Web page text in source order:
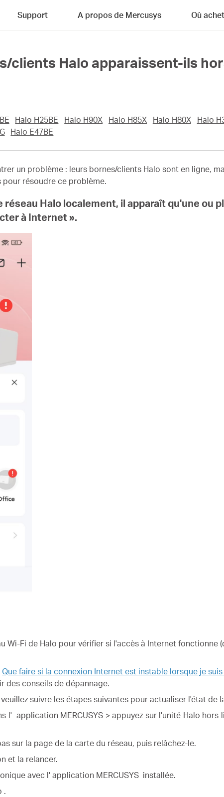
Support A propos de Mercusys Où
clients Halo apparaissent-ils
Halo H25BE Halo H90X Halo H85X Halo H80X Halo
Halo E47BE
un problème : leurs bornes/clients Halo sont en ligne,
pour résoudre ce problème.
réseau Halo localement, il apparaît qu'une ou
à Internet ».
Wi-Fi de Halo pour vérifier si l'accès à Internet fonctionne
Que faire si la connexion Internet est instable lorsque je
des conseils de dépannage.
suivre les étapes suivantes pour actualiser l'état de
l' application MERCUSYS > appuyez sur l'unité Halo hors
sur la page de la carte du réseau, puis relâchez-le.
et la relancer.
avec l' application MERCUSYS installée.
.